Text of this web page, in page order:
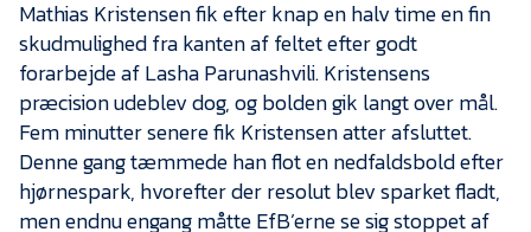
Mathias Kristensen fik efter knap en halv time en fin
skudmulighed fra kanten af feltet efter godt
forarbejde af Lasha Parunashvili. Kristensens
præcision udeblev dog, og bolden gik langt over mål.
Fem minutter senere fik Kristensen atter afsluttet.
Denne gang tæmmede han flot en nedfaldsbold efter
hjørnespark, hvorefter der resolut blev sparket fladt,
men endnu engang måtte EfB’erne se sig stoppet af